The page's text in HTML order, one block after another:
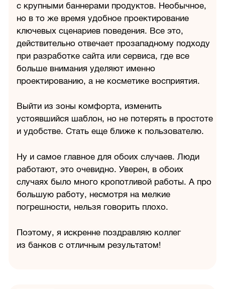
с крупными баннерами продуктов. Необычное,
но в то же время удобное проектирование
ключевых сценариев поведения. Все это,
действительно отвечает прозападному подходу
при разработке сайта или сервиса, где все
больше внимания уделяют именно
проектированию, а не косметике восприятия.
Выйти из зоны комфорта, изменить
устоявшийся шаблон, но не потерять в простоте
и удобстве. Стать еще ближе к пользователю.
Ну и самое главное для обоих случаев. Люди
работают, это очевидно. Уверен, в обоих
случаях было много кропотливой работы. А про
большую работу, несмотря на мелкие
погрешности, нельзя говорить плохо.
Поэтому, я искренне поздравляю коллег
из банков с отличным результатом!